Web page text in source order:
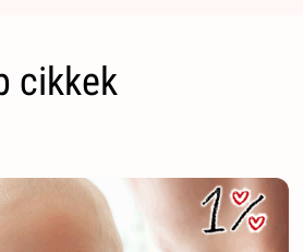
cikkek